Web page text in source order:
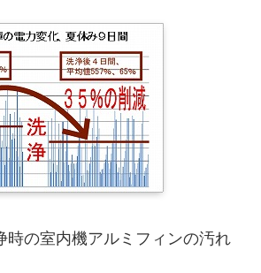
時の室内機アルミフィンの汚れ